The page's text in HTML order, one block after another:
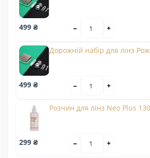
499 ₴
Дорожній набір для лінз
499 ₴
Розчин для лінз Neo Plus
299 ₴